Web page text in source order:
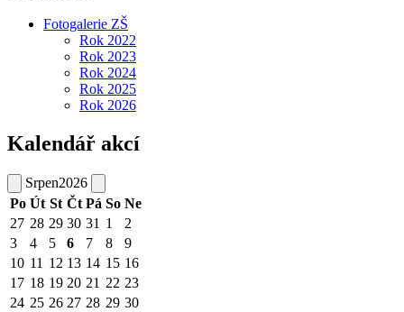
Fotogalerie ZŠ
Rok 2022
Rok 2023
Rok 2024
Rok 2025
Rok 2026
Kalendář akcí
Srpen2026
Po Út St Čt Pá So Ne
27 28 29 30 31 1
2
3
4 5 6 7 8
9
10 11 12 13 14 15 16
17 18 19 20 21 22 23
24 25 26 27 28 29 30